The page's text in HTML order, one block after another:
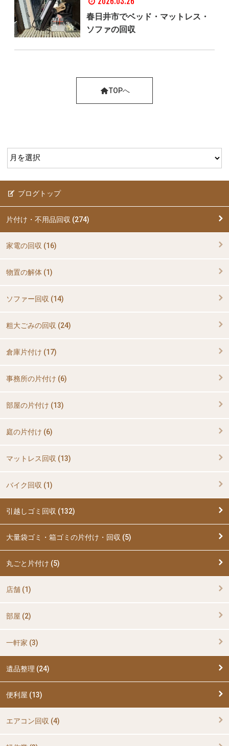
春日井市でベッド・マットレス・
ソファの回収
TOPへ
ブログトップ
片付け・不用品回収 (274)
家電の回収 (16)
物置の解体 (1)
ソファー回収 (14)
粗大ごみの回収 (24)
倉庫片付け (17)
事務所の片付け (6)
部屋の片付け (13)
庭の片付け (6)
マットレス回収 (13)
バイク回収 (1)
引越しゴミ回収 (132)
大量袋ゴミ・箱ゴミの片付け・回収 (5)
丸ごと片付け (5)
店舗 (1)
部屋 (2)
一軒家 (3)
遺品整理 (24)
便利屋 (13)
エアコン回収 (4)